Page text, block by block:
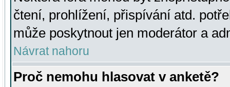
čtení, prohlížení, přispívání atd.
může poskytnout jen moderátor a
Návrat nahoru
Proč nemohu hlasovat v anketě?